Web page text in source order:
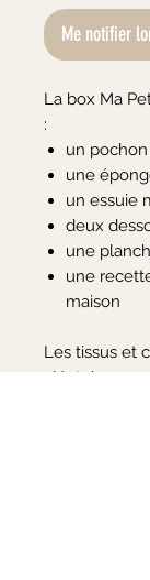
Me notifier
La box Ma
:
un
une
un essuie
deux
une
une
maison
Les tissus et
aléatoires